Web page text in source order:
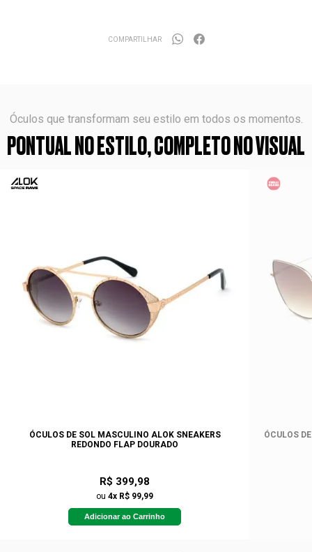
COMPARTILHAR
Óculos que transformam seu estilo em todos os momentos.
PONTUAL NO ESTILO, COMPLETO NO VISUAL
ÓCULOS DE SOL MASCULINO ALOK SNEAKERS
REDONDO FLAP DOURADO
R$ 399,98
ou 4x R$ 99,99
Adicionar ao Carrinho
ÓCULOS